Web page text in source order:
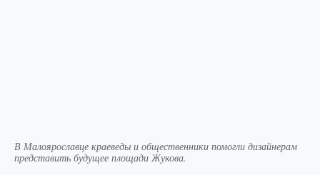
В Малоярославце краеведы и общественники помогли дизайнерам
представить будущее площади Жукова.